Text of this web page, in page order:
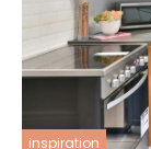
inspiration